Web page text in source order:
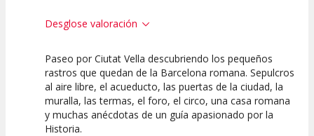
Desglose valoración
10
Calidad de la
Actividad
7.5
Atención del
Personal /
Guia
Paseo por Ciutat Vella descubriendo los pequeños
rastros que quedan de la Barcelona romana. Sepulcros
al aire libre, el acueducto, las puertas de la ciudad, la
muralla, las termas, el foro, el circo, una casa romana
y muchas anécdotas de un guía apasionado por la
Historia.